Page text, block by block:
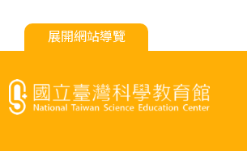
展開網站導覽